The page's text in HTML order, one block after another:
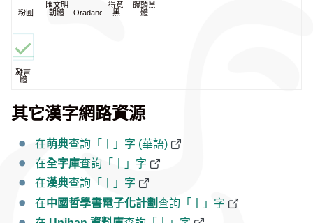
粉圓
匯文明
朝體
Oradano
得意
黑
饅頭黑
體
凝書
體
其它漢字網路資源
在萌典查詢「丨」字 (華語)
在全字庫查詢「丨」字
在漢典查詢「丨」字
在中國哲學書電子化計劃查詢「丨」字